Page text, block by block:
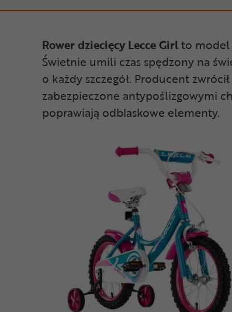
Rower dziecięcy Lecce Girlto model
Świetnie umili czas spędzony na
o każdy szczegół. Producent
zabezpieczone antypoślizgowymi
poprawiają odblaskowe elementy.